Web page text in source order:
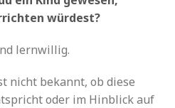
würdest?
lernwillig.
nicht bekannt, ob diese
oder im Hinblick auf